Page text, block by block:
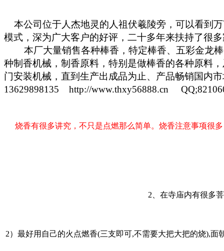
本公司位于人杰地灵的人祖伏羲陵旁，可以看到
模式，深为广大客户的好评，二十多年来扶持了很
本厂大量销售各种棒香，特定棒香、五彩金龙棒
种制香机械，制香原料，特别是做棒香的各种原料
门安装机械，直到生产出成品为止、产品畅销国内
13629898135 http://www.thxy56888.cn
烧香有很多讲究，不只是点燃那么简单。烧香注意事项很
2、在寺庙内有很多
2）最好用自己的火点燃香(三支即可,不需要大把大把的烧),